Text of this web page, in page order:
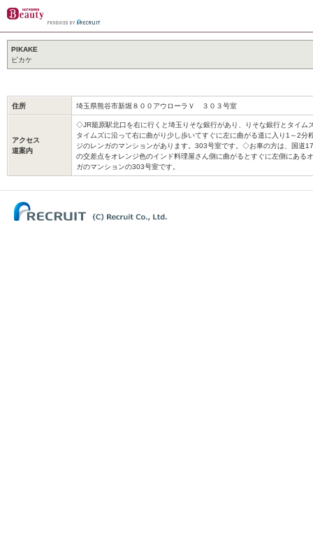
PIKAKE
ピカケ
住所 埼玉県熊谷市新堀８００アウローラＶ ３０３号室
アクセス
道案内
◇JR籠原駅北口を右に行くと埼玉りそな銀行があり、りそな銀行とタイム
タイムズに沿って右に曲がり少し歩いてすぐに左に曲がる道に入り1～2分
ジのレンガのマンションがあります。303号室です。◇お車の方は、国道
の交差点をオレンジ色のインド料理屋さん側に曲がるとすぐに左側にある
ガのマンションの303号室です。